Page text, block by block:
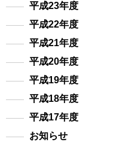
平成23年度
平成22年度
平成21年度
平成20年度
平成19年度
平成18年度
平成17年度
お知らせ